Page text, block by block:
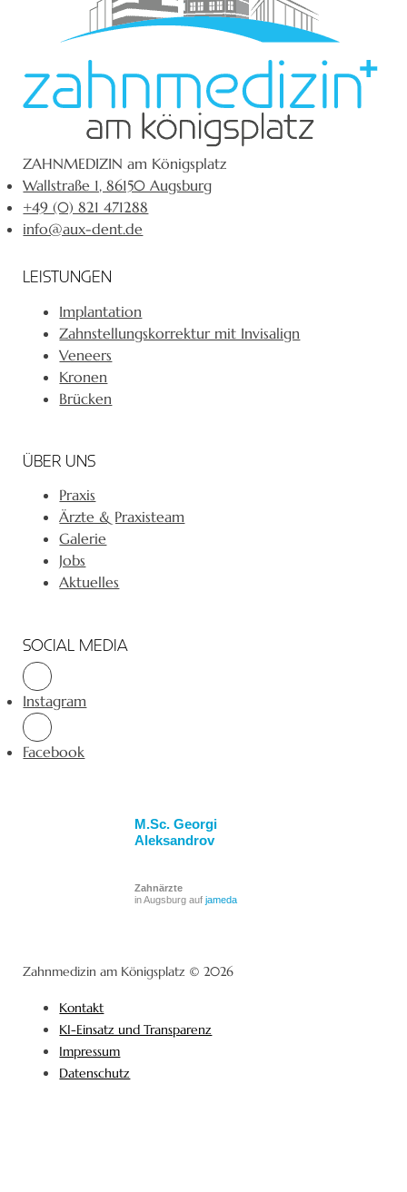
ZAHNMEDIZIN am Königsplatz
Wallstraße 1, 86150 Augsburg
+49 (0) 821 471288
info@aux-dent.de
LEISTUNGEN
Implantation
Zahnstellungskorrektur mit Invisalign
Veneers
Kronen
Brücken
ÜBER UNS
Praxis
Ärzte & Praxisteam
Galerie
Jobs
Aktuelles
SOCIAL MEDIA
Instagram
Facebook
M.Sc. Georgi
Aleksandrov
Zahnärzte
in Augsburg aufjameda
Zahnmedizin am Königsplatz © 2026
Kontakt
KI-Einsatz und Transparenz
Impressum
Datenschutz